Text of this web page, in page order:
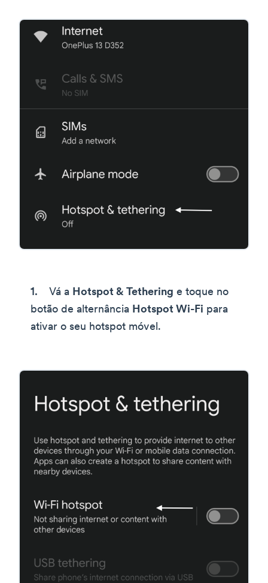
Vá a Hotspot & Tethering e toque no
botão de alternância Hotspot Wi-Fi para
ativar o seu hotspot móvel.